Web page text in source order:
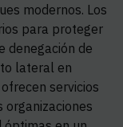
modernos. Los
para proteger
denegación de
lateral en
servicios
organizaciones